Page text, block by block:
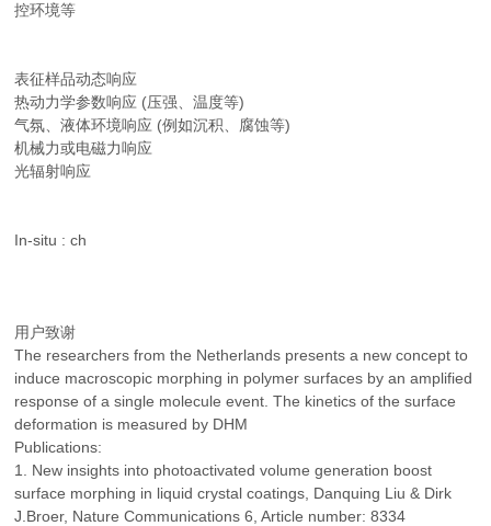
控环境等
表征样品动态响应
热动力学参数响应 (压强、温度等)
气氛、液体环境响应 (例如沉积、腐蚀等)
机械力或电磁力响应
光辐射响应
In-situ : ch
用户致谢
The researchers from the Netherlands presents a new concept to
induce macroscopic morphing in polymer surfaces by an amplified
response of a single molecule event. The kinetics of the surface
deformation is measured by DHM
Publications:
1. New insights into photoactivated volume generation boost
surface morphing in liquid crystal coatings, Danquing Liu & Dirk
J.Broer, Nature Communications 6, Article number: 8334